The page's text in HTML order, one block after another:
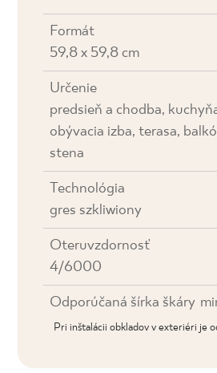
Formát
59,8 x 59,8 cm
Určenie
predsieň a chodba,
obývacia izba, terasa,
stena
Technológia
gres szkliwiony
Oteruvzdornosť
4/6000
Odporúčaná šírka škáry
Pri inštalácii obkladov v exteriéri je